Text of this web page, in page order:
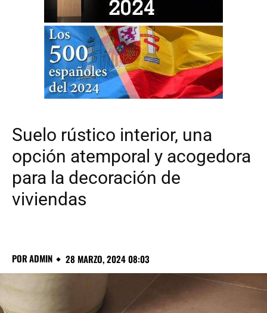
Suelo rústico interior, una
opción atemporal y acogedora
para la decoración de
viviendas
PORADMIN 28 MARZO, 2024 08:03